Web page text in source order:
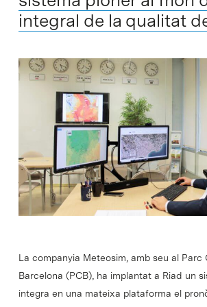
integral de la qualitat
La companyia Meteosim, amb seu al Parc
Barcelona (PCB), ha implantat a Riad un
integra en una mateixa plataforma el